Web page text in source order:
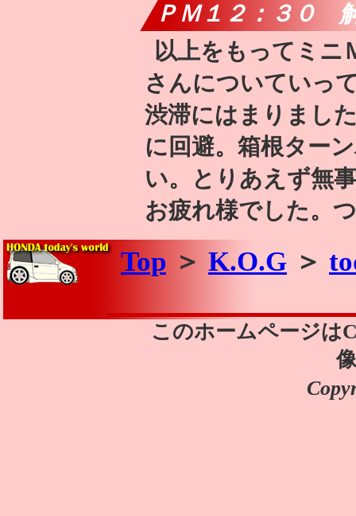
ＰＭ１２：３０
以上をもってミニ
さんについていっ
渋滞にはまりまし
に回避。箱根ター
い。とりあえず無
お疲れ様でした。
Top ＞ K.O.G＞
このホームページは